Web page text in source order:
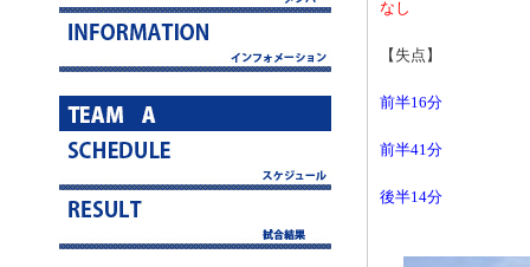
なし
【失点】
前半16分
前半41分
後半14分